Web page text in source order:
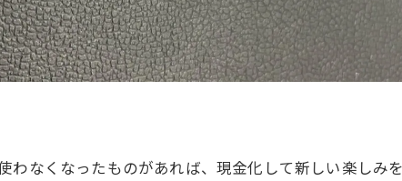
わなくなったものがあれば、現金化して新しい楽しみ